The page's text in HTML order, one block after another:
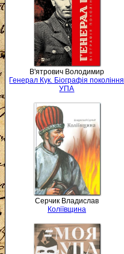
В'ятрович Володимир
Генерал Кук. Біографія покоління
УПА
Серчик Владислав
Коліївщина